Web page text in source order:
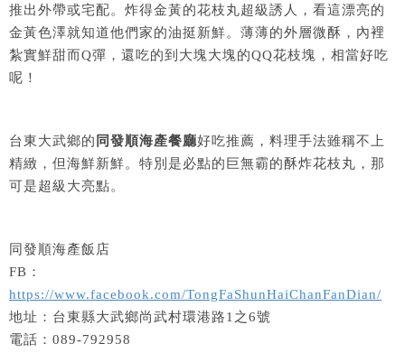
推出外帶或宅配。炸得金黃的花枝丸超級誘人，看這漂亮的
金黃色澤就知道他們家的油挺新鮮。薄薄的外層微酥，內裡
紮實鮮甜而Q彈，還吃的到大塊大塊的QQ花枝塊，相當好吃
呢！
台東大武鄉的 同發順海產餐廳好吃推薦，料理手法雖稱不上
精緻，但海鮮新鮮。特別是必點的巨無霸的酥炸花枝丸，那
可是超級大亮點。
同發順海產飯店
FB：
https://www.facebook.com/TongFaShunHaiChanFanDian/
地址：台東縣大武鄉尚武村環港路1之6號
電話：089-792958